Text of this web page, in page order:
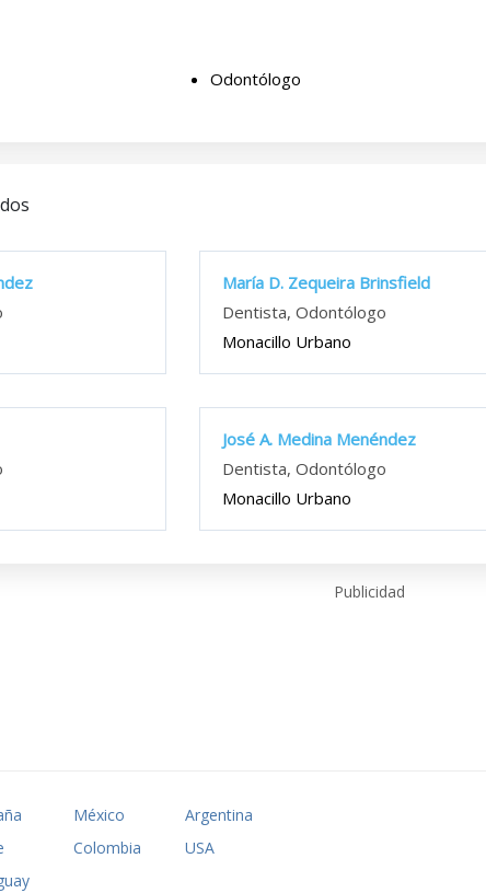
Odontólogo
María D. Zequeira Brinsfield
Dentista, Odontólogo
Monacillo Urbano
José A. Medina Menéndez
Dentista, Odontólogo
Monacillo Urbano
Publicidad
México
Argentina
Colombia
USA